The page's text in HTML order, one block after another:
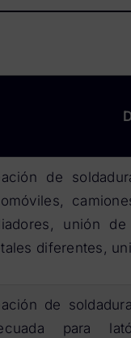
de
unión
diferentes,
de
para